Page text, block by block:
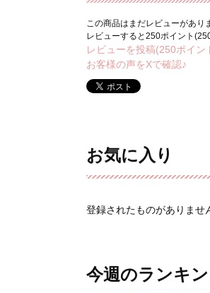
この商品はまだレビューがあり
レビューすると250ポイント
レビューを投稿(250ポイ
お客様の声をXで確認♪
お気に入り
登録されたものがありませ
今週のランキ